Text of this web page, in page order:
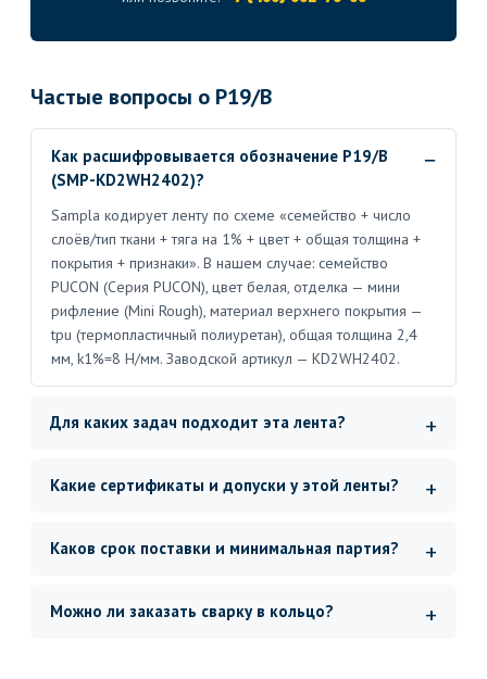
Частые вопросы о P19/B
Как расшифровывается обозначение P19/B
(SMP-KD2WH2402)?
Sampla кодирует ленту по схеме «семейство + число
слоёв/тип ткани + тяга на 1% + цвет + общая толщина +
покрытия + признаки». В нашем случае: семейство
PUCON (Серия PUCON), цвет белая, отделка — мини
рифление (Mini Rough), материал верхнего покрытия —
tpu (термопластичный полиуретан), общая толщина 2,4
мм, k1%=8 Н/мм. Заводской артикул — KD2WH2402.
Для каких задач подходит эта лента?
Какие сертификаты и допуски у этой ленты?
Каков срок поставки и минимальная партия?
Можно ли заказать сварку в кольцо?